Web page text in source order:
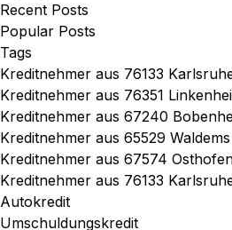
Recent Posts
Popular Posts
Tags
Kreditnehmer aus 76133
Kreditnehmer aus 76351
Kreditnehmer aus 67240
Kreditnehmer aus 65529 Waldems
Kreditnehmer aus 67574
Kreditnehmer aus 76133
Autokredit
Umschuldungskredit